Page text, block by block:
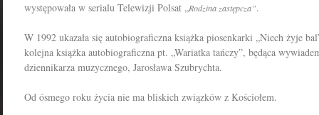
występowała w serialu Telewizji Polsat „Rodzina zastępcza”.
W 1992 ukazała się autobiograficzna książka piosenkarki „Niech żyje
kolejna książka autobiograficzna pt. „Wariatka tańczy”, będąca
dziennikarza muzycznego, Jarosława Szubrychta.
Od ósmego roku życia nie ma bliskich związków z Kościołem.